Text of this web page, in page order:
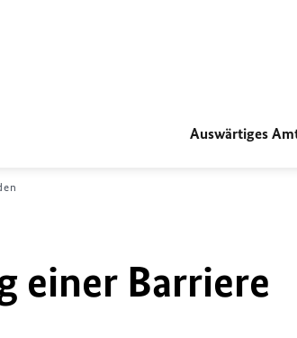
Auswärtiges
einer Barriere